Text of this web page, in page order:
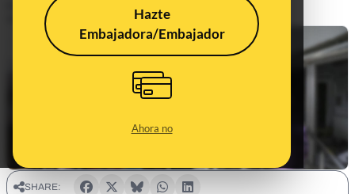
Hazte
Embajadora/Embajador
Ahora no
Publicado el
Actualizado el
Mar 14, 2022, 9:01:00 AM
SHARE: